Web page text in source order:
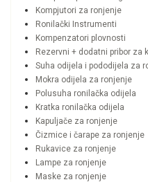
Kompjutori za ronjenje
Ronilački Instrumenti
Kompenzatori plovnosti
Rezervni + dodatni pribor za
Suha odijela i pododijela za
Mokra odijela za ronjenje
Polusuha ronilačka odijela
Kratka ronilačka odijela
Kapuljače za ronjenje
Čizmice i čarape za ronjenje
Rukavice za ronjenje
Lampe za ronjenje
Maske za ronjenje